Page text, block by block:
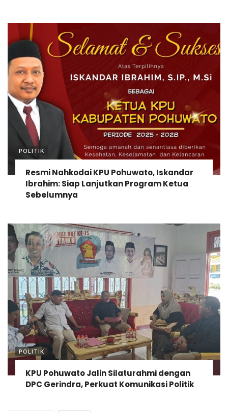
POLITIK
Resmi Nahkodai KPU Pohuwato, Iskandar
Ibrahim: Siap Lanjutkan Program Ketua
Sebelumnya
POLITIK
KPU Pohuwato Jalin Silaturahmi dengan
DPC Gerindra, Perkuat Komunikasi Politik